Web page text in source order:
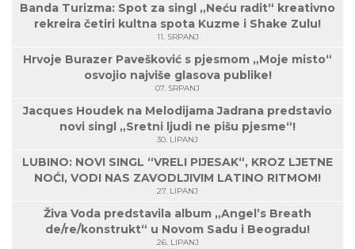
Banda Turizma: Spot za singl „Neću radit“ kreativno
rekreira četiri kultna spota Kuzme i Shake Zulu!
11. SRPANJ
Hrvoje Burazer Pavešković s pjesmom „Moje misto“
osvojio najviše glasova publike!
07. SRPANJ
Jacques Houdek na Melodijama Jadrana predstavio
novi singl „Sretni ljudi ne pišu pjesme“!
30. LIPANJ
LUBINO: NOVI SINGL “VRELI PIJESAK“, KROZ LJETNE
NOĆI, VODI NAS ZAVODLJIVIM LATINO RITMOM!
27. LIPANJ
Živa Voda predstavila album „Angel’s Breath
de/re/konstrukt“ u Novom Sadu i Beogradu!
26. LIPANJ